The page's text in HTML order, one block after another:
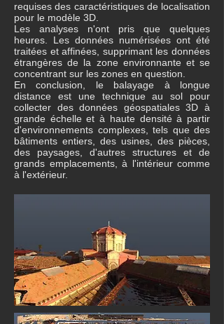
requises des caractéristiques de localisation
pour le modèle 3D.
Les analyses n'ont pris que quelques
heures. Les données numérisées ont été
traitées et affinées, supprimant les données
étrangères de la zone environnante et se
concentrant sur les zones en question.
En conclusion, le balayage à longue
distance est une technique au sol pour
collecter des données géospatiales 3D à
grande échelle et à haute densité à partir
d'environnements complexes, tels que des
bâtiments entiers, des usines, des pièces,
des paysages, d'autres structures et de
grands emplacements, à l'intérieur comme
à l'extérieur.